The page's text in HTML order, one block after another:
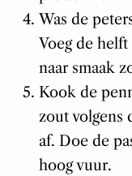
Was de
Voeg de helft
naar smaak
Kook de
zout volgens
af. Doe de
hoog vuur.